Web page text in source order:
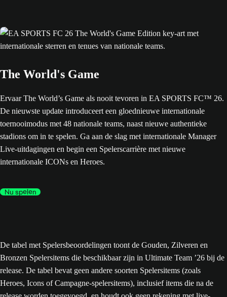
The World's Game
Ervaar The World’s Game als nooit tevoren in EA SPORTS FC™ 26.
De nieuwste update introduceert een gloednieuwe internationale
toernooimodus met 48 nationale teams, naast nieuwe authentieke
stadions om in te spelen. Ga aan de slag met internationale Manager
Live-uitdagingen en begin een Spelerscarrière met nieuwe
internationale ICONs en Heroes.
Nu spelen
De tabel met Spelersbeoordelingen toont de Gouden, Zilveren en
Bronzen Spelersitems die beschikbaar zijn in Ultimate Team ’26 bij de
release. De tabel bevat geen andere soorten Spelersitems (zoals
Heroes, Icons of Campagne-spelersitems), inclusief items die na de